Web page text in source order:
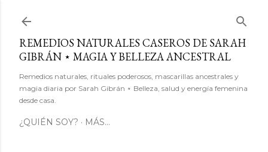
REMEDIOS NATURALES CASEROS DE SARAH
GIBRÁN ⋆ MAGIA Y BELLEZA ANCESTRAL
Remedios naturales, rituales poderosos, mascarillas ancestrales y
magia diaria por Sarah Gibrán ⋆ Belleza, salud y energía femenina
desde casa.
¿QUIÉN SOY? MÁS…